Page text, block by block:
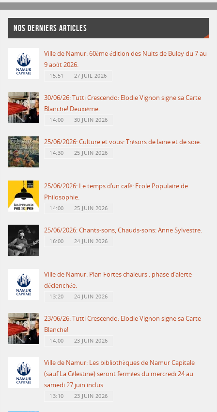
NOS DERNIERS ARTICLES
Ville de Namur: 60ème édition des Nuits de Buley du 7 au
9 août 2026.
15:51 27 JUIL 2026
30/06/26: Tutti Crescendo: Elodie Vignon signe sa Carte
Blanche! Deuxième.
14:00 30 JUIN 2026
25/06/2026: Culture et vous: Trésors de laine et de soie.
14:30 25 JUIN 2026
25/06/2026: Le temps d’un café: Ecole Populaire de
Philosophie.
14:00 25 JUIN 2026
25/06/2026: Chants-sons, Chauds-sons: Anne Sylvestre.
16:00 24 JUIN 2026
Ville de Namur: Plan Fortes chaleurs : phase d’alerte
déclenchée.
13:20 24 JUIN 2026
23/06/26: Tutti Crescendo: Elodie Vignon signe sa Carte
Blanche!
14:00 23 JUIN 2026
Ville de Namur: Les bibliothèques de Namur Capitale
(sauf La Célestine) seront fermées du mercredi 24 au
samedi 27 juin inclus.
13:10 23 JUIN 2026